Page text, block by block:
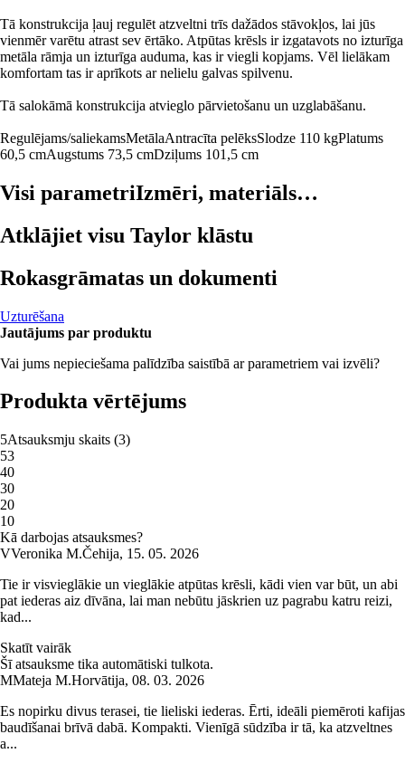
Tā konstrukcija ļauj regulēt atzveltni trīs dažādos stāvokļos, lai jūs
vienmēr varētu atrast sev ērtāko. Atpūtas krēsls ir izgatavots no izturīga
metāla rāmja un izturīga auduma, kas ir viegli kopjams. Vēl lielākam
komfortam tas ir aprīkots ar nelielu galvas spilvenu.
Tā salokāmā konstrukcija atvieglo pārvietošanu un uzglabāšanu.
Regulējams/saliekamsMetālaAntracīta pelēksSlodze 110 kgPlatums
60,5 cmAugstums 73,5 cmDziļums 101,5 cm
Visi parametriIzmēri, materiāls…
Atklājiet visu Taylor klāstu
Rokasgrāmatas un dokumenti
Uzturēšana
Jautājums par produktu
Vai jums nepieciešama palīdzība saistībā ar parametriem vai izvēli?
Produkta vērtējums
5Atsauksmju skaits (3)
53
40
30
20
10
Kā darbojas atsauksmes?
VVeronika M.Čehija, 15. 05. 2026
Tie ir visvieglākie un vieglākie atpūtas krēsli, kādi vien var būt, un abi
pat iederas aiz dīvāna, lai man nebūtu jāskrien uz pagrabu katru reizi,
kad...
Skatīt vairāk
Šī atsauksme tika automātiski tulkota.
MMateja M.Horvātija, 08. 03. 2026
Es nopirku divus terasei, tie lieliski iederas. Ērti, ideāli piemēroti kafijas
baudīšanai brīvā dabā. Kompakti. Vienīgā sūdzība ir tā, ka atzveltnes
a...